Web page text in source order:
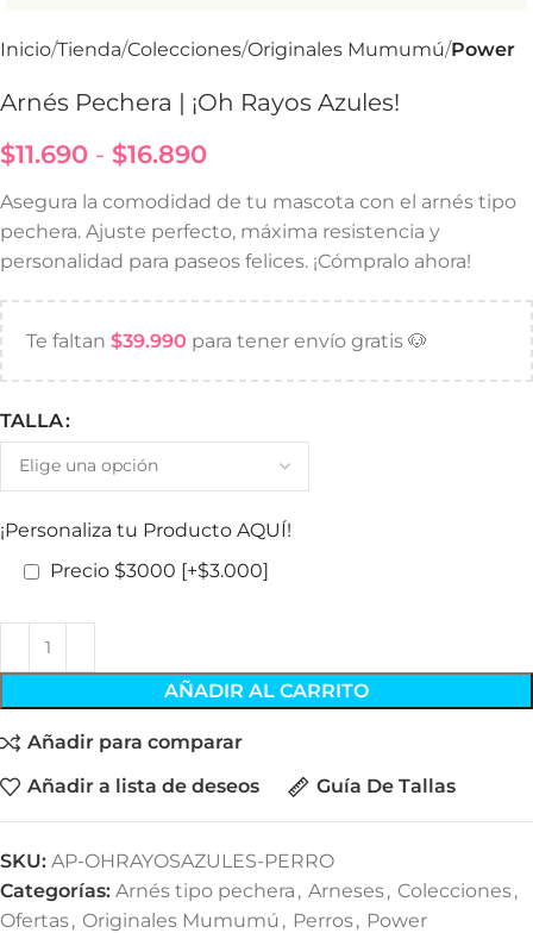
Inicio Tienda Colecciones Originales Mumumú Power
Arnés Pechera | ¡Oh Rayos Azules!
$11.690 - $16.890
Asegura la comodidad de tu mascota con el arnés tipo
pechera. Ajuste perfecto, máxima resistencia y
personalidad para paseos felices. ¡Cómpralo ahora!
Te faltan $39.990 para tener envío gratis 🐶
TALLA
¡Personaliza tu Producto AQUÍ!
Precio $3000 [+$3.000]
AÑADIR AL CARRITO
Añadir para comparar
Añadir a lista de deseos
Guía De Tallas
SKU: AP-OHRAYOSAZULES-PERRO
Categorías: Arnés tipo pechera , Arneses, Colecciones,
Ofertas, Originales Mumumú , Perros, Power